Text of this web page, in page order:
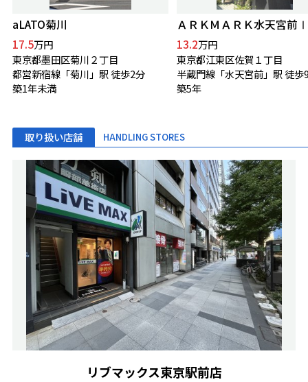
aLATO菊川
17.5万円
東京都墨田区菊川２丁目
都営新宿線「菊川」駅 徒歩2分
築1年未満
ＡＲＫＭＡＲＫ水天宮前Ⅰ
13.2万円
東京都江東区佐賀１丁目
半蔵門線「水天宮前」駅 徒歩
築5年
取り扱い店舗 HANDLING STORES
リブマックス東京駅前店